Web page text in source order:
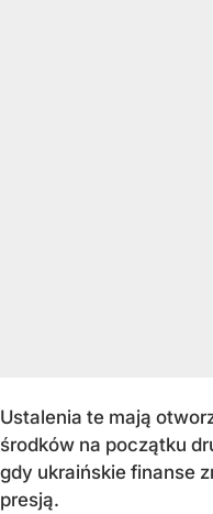
Ustalenia te mają
środków na początku
gdy ukraińskie finanse
presją.